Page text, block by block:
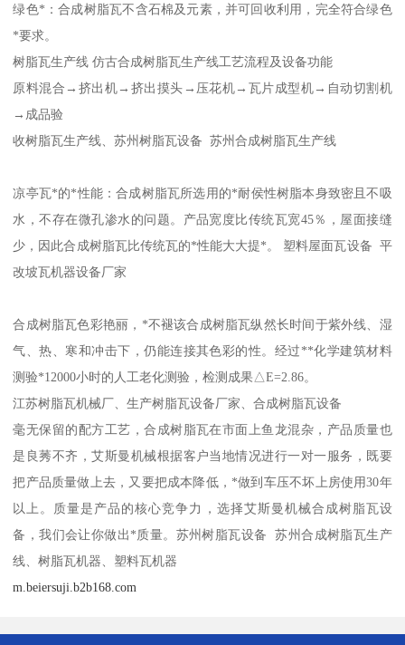
绿色*：合成树脂瓦不含石棉及元素，并可回收利用，完全符合绿色
*要求。
树脂瓦生产线 仿古合成树脂瓦生产线工艺流程及设备功能
原料混合→挤出机→挤出摸头→压花机→瓦片成型机→自动切割机
→成品验
收树脂瓦生产线、苏州树脂瓦设备 苏州合成树脂瓦生产线
凉亭瓦*的*性能：合成树脂瓦所选用的*耐侯性树脂本身致密且不吸
水，不存在微孔渗水的问题。产品宽度比传统瓦宽45％，屋面接缝
少，因此合成树脂瓦比传统瓦的*性能大大提*。 塑料屋面瓦设备 平
改坡瓦机器设备厂家
合成树脂瓦色彩艳丽，*不褪该合成树脂瓦纵然长时间于紫外线、湿
气、热、寒和冲击下，仍能连接其色彩的性。经过**化学建筑材料
测验*12000小时的人工老化测验，检测成果△E=2.86。
江苏树脂瓦机械厂、生产树脂瓦设备厂家、合成树脂瓦设备
毫无保留的配方工艺，合成树脂瓦在市面上鱼龙混杂，产品质量也
是良莠不齐，艾斯曼机械根据客户当地情况进行一对一服务，既要
把产品质量做上去，又要把成本降低，*做到车压不坏上房使用30年
以上。质量是产品的核心竞争力，选择艾斯曼机械合成树脂瓦设
备，我们会让你做出*质量。苏州树脂瓦设备 苏州合成树脂瓦生产
线、树脂瓦机器、塑料瓦机器
m.beiersuji.b2b168.com